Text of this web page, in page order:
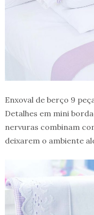
Enxoval de berço 9
Detalhes em mini
nervuras combinam
deixarem o ambiente